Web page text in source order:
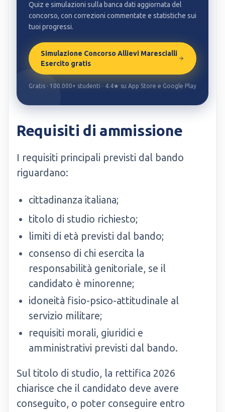
Quiz e simulazioni sulla banca dati aggiornata del
concorso, con correzioni commentate e statistiche sui
tuoi progressi.
Simulazione Concorso Allievi Marescialli
Esercito gratis
Gratis · 100.000+ studenti · 4.4★ su App Store e Google Play
Requisiti di ammissione
I requisiti principali previsti dal bando
riguardano:
cittadinanza italiana;
titolo di studio richiesto;
limiti di età previsti dal bando;
consenso di chi esercita la
responsabilità genitoriale, se il
candidato è minorenne;
idoneità fisio-psico-attitudinale al
servizio militare;
requisiti morali, giuridici e
amministrativi previsti dal bando.
Sul titolo di studio, la rettifica 2026
chiarisce che il candidato deve avere
conseguito, o poter conseguire entro